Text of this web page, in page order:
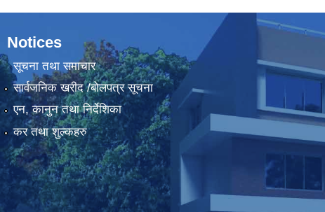
Notices
सूचना तथा समाचार
सार्वजनिक खरीद /बोलपत्र सूचना
एन, कानुन तथा निर्देशिका
कर तथा शुल्कहरु